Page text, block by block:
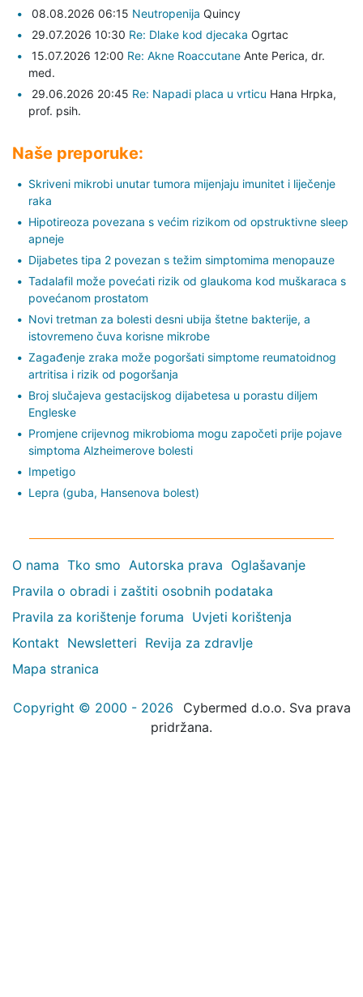
08.08.2026 06:15 Neutropenija Quincy
29.07.2026 10:30 Re: Dlake kod djecaka Ogrtac
15.07.2026 12:00 Re: Akne Roaccutane Ante Perica, dr.
med.
29.06.2026 20:45 Re: Napadi placa u vrticu Hana Hrpka,
prof. psih.
Naše preporuke:
Skriveni mikrobi unutar tumora mijenjaju imunitet i liječenje
raka
Hipotireoza povezana s većim rizikom od opstruktivne sleep
apneje
Dijabetes tipa 2 povezan s težim simptomima menopauze
Tadalafil može povećati rizik od glaukoma kod muškaraca s
povećanom prostatom
Novi tretman za bolesti desni ubija štetne bakterije, a
istovremeno čuva korisne mikrobe
Zagađenje zraka može pogoršati simptome reumatoidnog
artritisa i rizik od pogoršanja
Broj slučajeva gestacijskog dijabetesa u porastu diljem
Engleske
Promjene crijevnog mikrobioma mogu započeti prije pojave
simptoma Alzheimerove bolesti
Impetigo
Lepra (guba, Hansenova bolest)
O nama Tko smo Autorska prava Oglašavanje
Pravila o obradi i zaštiti osobnih podataka
Pravila za korištenje foruma Uvjeti korištenja
Kontakt Newsletteri Revija za zdravlje
Mapa stranica
Copyright © 2000 - 2026
Cybermed d.o.o. Sva prava
pridržana.